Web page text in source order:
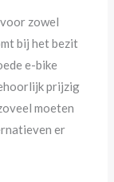
zowel
bij het bezit
e-bike
prijzig
moeten
er